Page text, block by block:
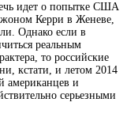
идет о попытке США
Керри в Женеве,
Однако если в
реальным
то российские
кстати, и летом 2014
американцев и
серьезными